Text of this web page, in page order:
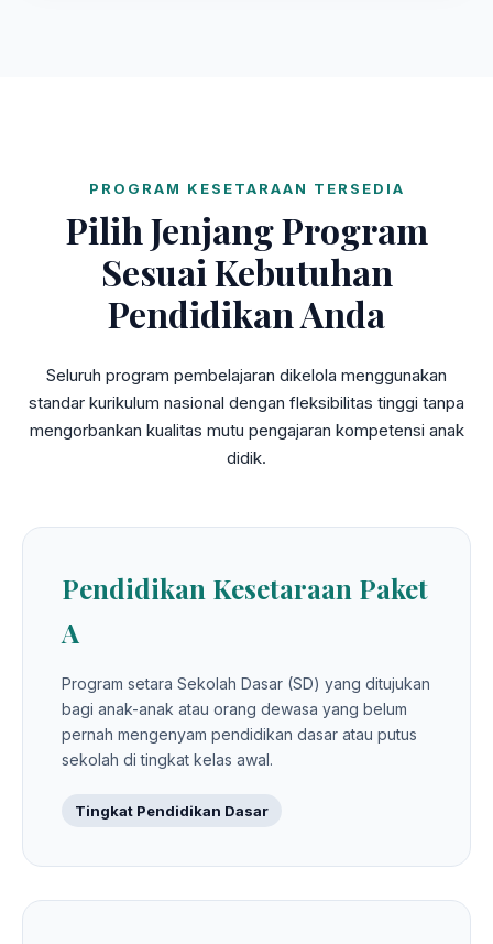
PROGRAM KESETARAAN TERSEDIA
Pilih Jenjang Program
Sesuai Kebutuhan
Pendidikan Anda
Seluruh program pembelajaran dikelola menggunakan
standar kurikulum nasional dengan fleksibilitas tinggi tanpa
mengorbankan kualitas mutu pengajaran kompetensi anak
didik.
Pendidikan Kesetaraan Paket
A
Program setara Sekolah Dasar (SD) yang ditujukan
bagi anak-anak atau orang dewasa yang belum
pernah mengenyam pendidikan dasar atau putus
sekolah di tingkat kelas awal.
Tingkat Pendidikan Dasar